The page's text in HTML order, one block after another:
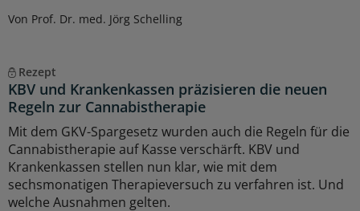
Von Prof. Dr. med. Jörg Schelling
Rezept
KBV und Krankenkassen präzisieren die neuen
Regeln zur Cannabistherapie
Mit dem GKV-Spargesetz wurden auch die Regeln für die
Cannabistherapie auf Kasse verschärft. KBV und
Krankenkassen stellen nun klar, wie mit dem
sechsmonatigen Therapieversuch zu verfahren ist. Und
welche Ausnahmen gelten.